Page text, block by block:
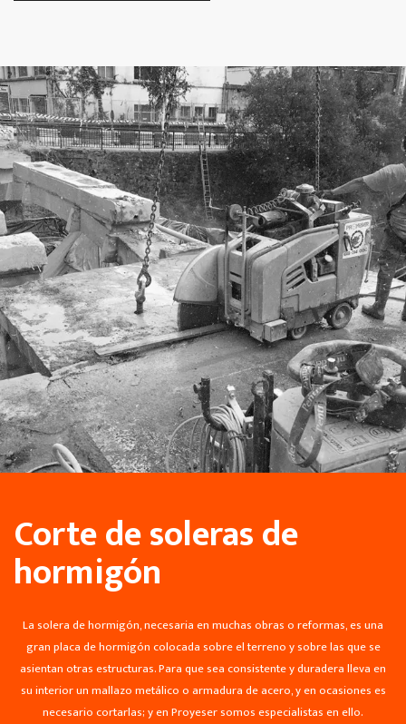
Corte de soleras de
hormigón
La solera de hormigón, necesaria en muchas obras o reformas, es una
gran placa de hormigón colocada sobre el terreno y sobre las que se
asientan otras estructuras. Para que sea consistente y duradera lleva en
su interior un mallazo metálico o armadura de acero, y en ocasiones es
necesario cortarlas; y en Proyeser somos especialistas en ello.